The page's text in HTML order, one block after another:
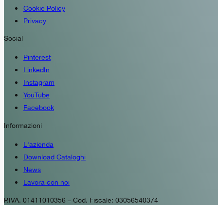
Cookie Policy
Privacy
Social
Pinterest
LinkedIn
Instagram
YouTube
Facebook
Informazioni
L'azienda
Download Cataloghi
News
Lavora con noi
P.IVA. 01411010356 – Cod. Fiscale: 03056540374